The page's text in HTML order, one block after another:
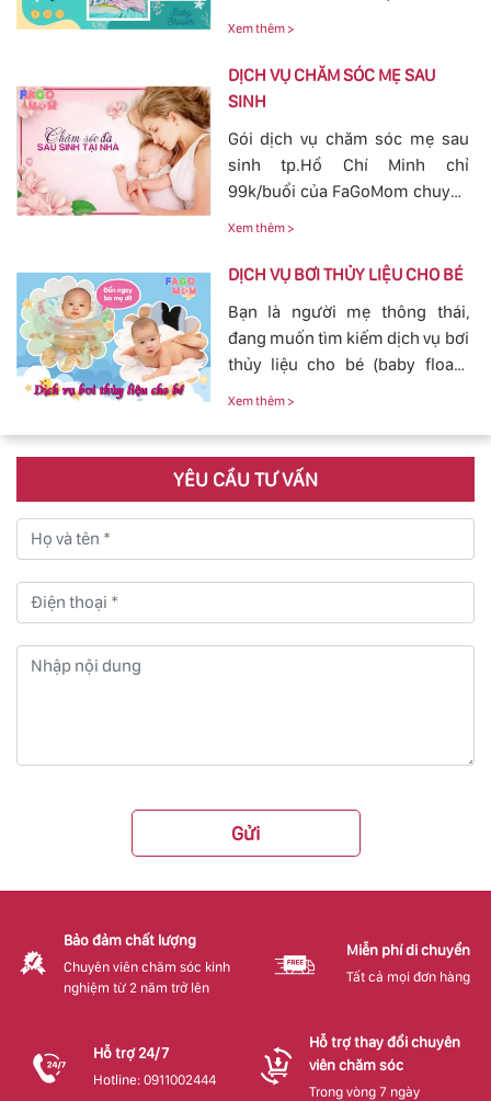
nguồn sữa về đều cho bé bú.
Bởi vậy, nhu cầu tắm cho trẻ sơ
sinh ngày càn lớn, với dịch vụ
FaGoMom cung cấp tới các mẹ
không cần phải lo nghĩ về
chuyện massage và tắm cho
con yêu của mình.
Xem thêm >
DỊCH VỤ CHĂM SÓC MẸ SAU
SINH
Gói dịch vụ chăm sóc mẹ sau
sinh tp.Hồ Chí Minh chỉ
99k/buổi của FaGoMom chuyên
yên tâm cho mẹ và bé.
Xem thêm >
DỊCH VỤ BƠI THỦY LIỆU CHO BÉ
Bạn là người mẹ thông thái,
đang muốn tìm kiếm dịch vụ bơi
thủy liệu cho bé (baby fload)
Xem thêm >
YÊU CẦU TƯ VẤN
Gửi
Bảo đảm chất lượng
Chuyên viên chăm sóc kinh
nghiệm từ 2 năm trở lên
Miễn phí di chuyển
Tất cả mọi đơn hàng
Hỗ trợ 24/7
Hotline: 0911002444
Hỗ trợ thay đổi chuyên
viên chăm sóc
Trong vòng 7 ngày